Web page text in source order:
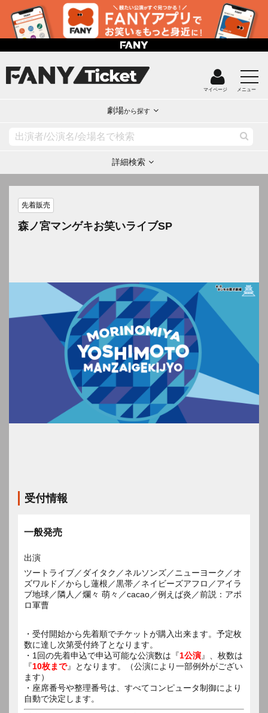
マイページ メニュー
劇場から探す
詳細検索
先着販売
森ノ宮マンゲキお笑いライブSP
受付情報
一般発売
出演
ツートライブ／ダイタク／ネルソンズ／ニューヨーク／オ
ズワルド／からし蓮根／黒帯／ネイビーズアフロ／アイラ
ブ地球／隣人／爛々 萌々／cacao／例えば炎／前説：アポ
ロ軍曹
・受付開始から先着順でチケットが購入出来ます。予定枚
数に達し次第受付終了となります。
・1回の先着申込で申込可能な公演数は『1公演』、枚数は
『10枚まで』となります。（公演により一部例外がござい
ます）
・座席番号や整理番号は、すべてコンピュータ制御により
自動で決定します。